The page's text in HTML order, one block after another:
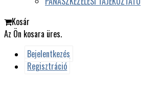
Kosár
Az Ön kosara üres.
Bejelentkezés
Regisztráció